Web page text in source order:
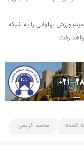
یک طرح ۱۳ قسمتی در زمینه ورزش پهلوانی را به شبکه
رفت.
کننده محمد کریمی